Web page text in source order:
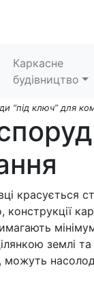
Каркасне
будівництво
“під ключ” для
красується
землі та
можуть